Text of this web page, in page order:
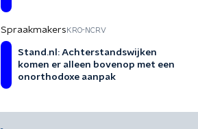
Spraakmakers KRO-NCRV
Stand.nl: Achterstandswijken
komen er alleen bovenop met een
onorthodoxe aanpak